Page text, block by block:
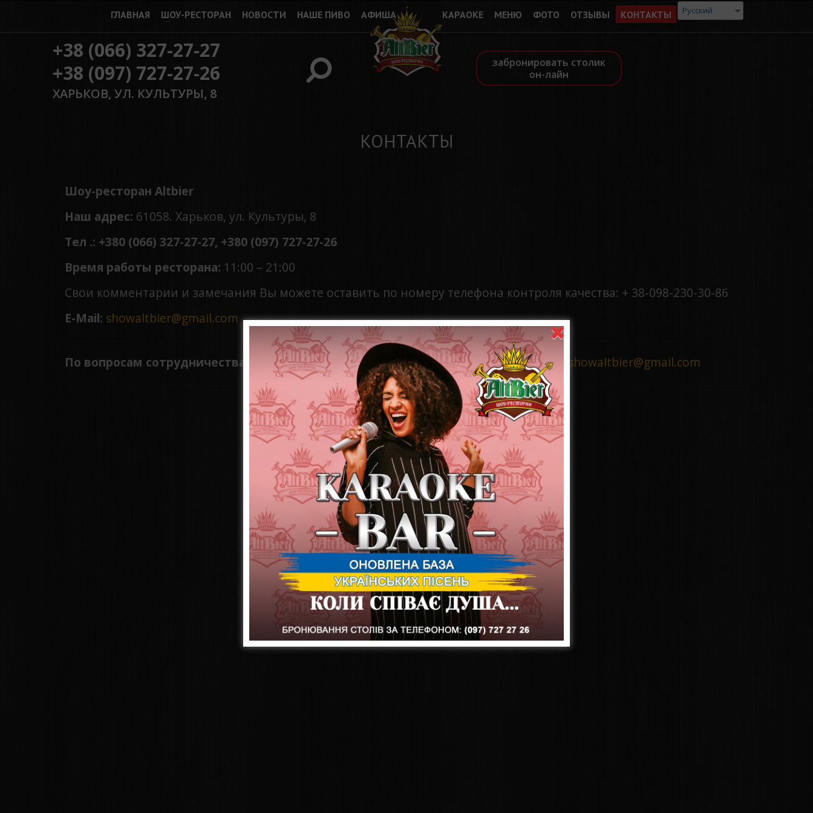
ГЛАВНАЯ ШОУ-РЕСТОРАН НОВОСТИ НАШЕ ПИВО АФИША КАРАОКЕ МЕНЮ ФОТО ОТЗЫВЫ КОНТАКТЫ Русский
+38 (066) 327-27-27
+38 (097) 727-27-26
ХАРЬКОВ, УЛ. КУЛЬТУРЫ, 8
забронировать столик
он-лайн
КОНТАКТЫ
Шоу-ресторан Altbier
Наш адрес: 61058. Харьков, ул. Культуры, 8
Тел .: +380 (066) 327-27-27, +380 (097) 727-27-26
Время работы ресторана: 11:00 – 21:00
Свои комментарии и замечания Вы можете оставить по номеру телефона контроля качества: + 38-098-230-30-86
E-Mail: showaltbier@gmail.com
По вопросам сотрудничества: Тел .: +380 (066) 327-27-27, +380 (097)727-27-26E-Mail: showaltbier@gmail.com